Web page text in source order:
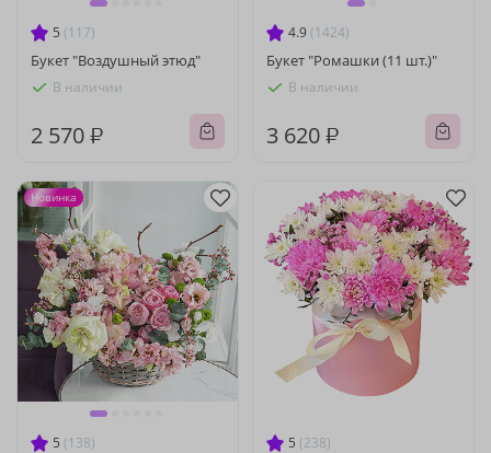
5 (117)
Букет "Воздушный этюд"
В наличии
2 570 ₽
4.9 (1424)
Букет "Ромашки (11 шт.)"
В наличии
3 620 ₽
5 (138)
Новинка
5 (238)